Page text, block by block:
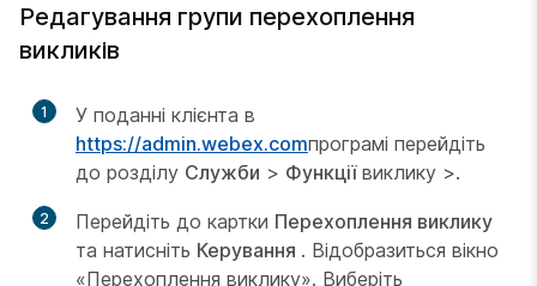
Редагування групи перехоплення
викликів
1
У поданні клієнта в
https://admin.webex.comпрограмі перейдіть
до розділу Служби > Функціївиклику >.
2 Перейдіть до картки Перехоплення виклику
та натисніть Керування . Відобразиться вікно
«Перехоплення виклику». Виберіть